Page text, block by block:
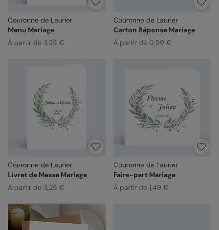
Couronne de Laurier
Menu Mariage
À partir de 3,25 €
Couronne de Laurier
Carton Réponse Mariage
À partir de 0,99 €
Couronne de Laurier
Livret de Messe Mariage
À partir de 3,25 €
Couronne de Laurier
Faire-part Mariage
À partir de 1,49 €